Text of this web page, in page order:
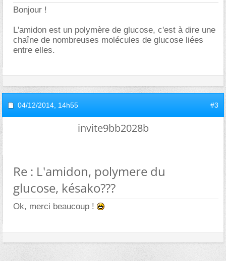
Bonjour !
L'amidon est un polymère de glucose, c'est à dire une
chaîne de nombreuses molécules de glucose liées
entre elles.
04/12/2014, 14h55 #3
invite9bb2028b
Re : L'amidon, polymere du
glucose, késako???
Ok, merci beaucoup !